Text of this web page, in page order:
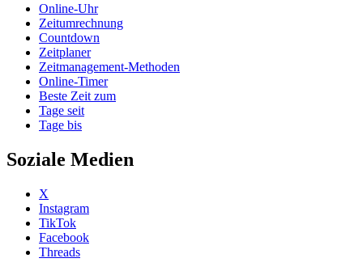
Online-Uhr
Zeitumrechnung
Countdown
Zeitplaner
Zeitmanagement-Methoden
Online-Timer
Beste Zeit zum
Tage seit
Tage bis
Soziale Medien
X
Instagram
TikTok
Facebook
Threads